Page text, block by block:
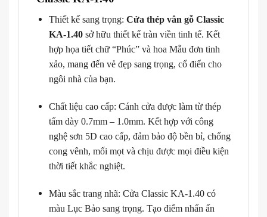
Thiết kế sang trọng: Cửa thép vân gỗ Classic
KA-1.40sở hữu thiết kế tràn viền tinh tế. Kết
hợp họa tiết chữ “Phúc” và hoa Mẫu đơn tinh
xảo, mang đến vẻ đẹp sang trọng, cổ điển cho
ngôi nhà của bạn.
Chất liệu cao cấp: Cánh cửa được làm từ thép
tấm dày 0.7mm – 1.0mm. Kết hợp với công
nghệ sơn 5D cao cấp, đảm bảo độ bền bỉ, chống
cong vênh, mối mọt và chịu được mọi điều kiện
thời tiết khắc nghiệt.
Màu sắc trang nhã: Cửa Classic KA-1.40 có
màu Lục Bảo sang trọng. Tạo điểm nhấn ấn